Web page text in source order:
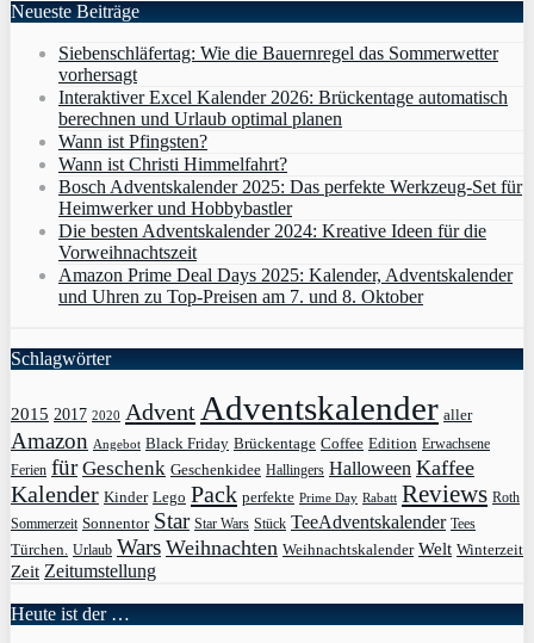
Neueste Beiträge
Siebenschläfertag: Wie die Bauernregel das Sommerwetter
vorhersagt
Interaktiver Excel Kalender 2026: Brückentage automatisch
berechnen und Urlaub optimal planen
Wann ist Pfingsten?
Wann ist Christi Himmelfahrt?
Bosch Adventskalender 2025: Das perfekte Werkzeug-Set für
Heimwerker und Hobbybastler
Die besten Adventskalender 2024: Kreative Ideen für die
Vorweihnachtszeit
Amazon Prime Deal Days 2025: Kalender, Adventskalender
und Uhren zu Top-Preisen am 7. und 8. Oktober
Schlagwörter
2015 2017 2020 AdventAdventskalender aller
Amazon Angebot Black Friday Brückentage Coffee Edition Erwachsene
Ferien für Geschenk Geschenkidee Hallingers Halloween Kaffee
Kalender Kinder Lego Pack perfekte Prime Day Rabatt Reviews Roth
Sommerzeit Sonnentor Star Star Wars Stück TeeAdventskalender Tees
Türchen. Urlaub Wars Weihnachten Weihnachtskalender Welt Winterzeit
Zeit Zeitumstellung
Heute ist der …